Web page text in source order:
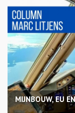
MIJNBOUW, EU